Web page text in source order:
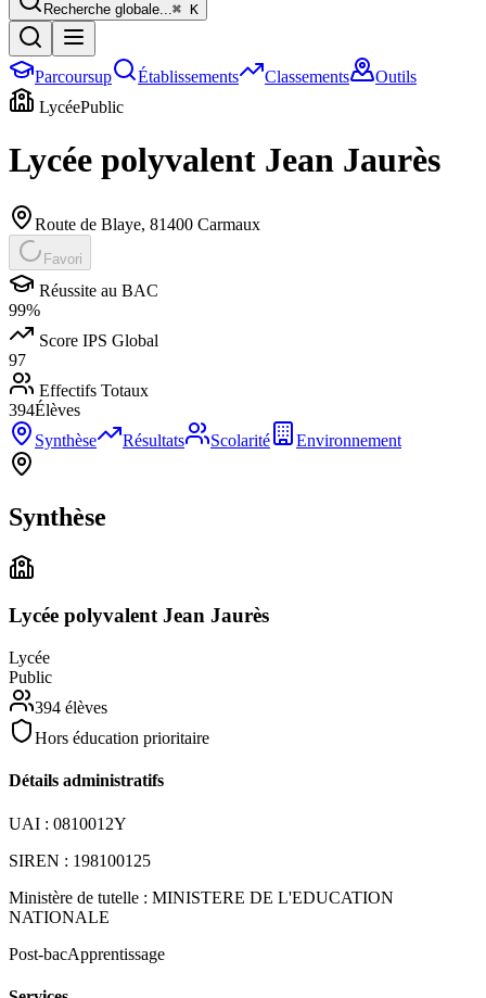
Recherche globale...⌘ K
Parcoursup Établissements Classements
Outils
LycéePublic
Lycée polyvalent Jean Jaurès
Route de Blaye, 81400 Carmaux
Favori
Réussite au BAC
99%
Score IPS Global
97
Effectifs Totaux
394Élèves
Synthèse
Résultats Scolarité Environnement
Synthèse
Lycée polyvalent Jean Jaurès
Lycée
Public
394 élèves
Hors éducation prioritaire
Détails administratifs
UAI : 0810012Y
SIREN : 198100125
Ministère de tutelle : MINISTERE DE L'EDUCATION
NATIONALE
Post-bacApprentissage